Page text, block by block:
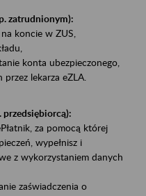
zatrudnionym):
koncie w ZUS,
konta ubezpieczonego,
lekarza eZLA.
przedsiębiorcą):
za pomocą której
wypełnisz i
z wykorzystaniem danych
zaświadczenia o